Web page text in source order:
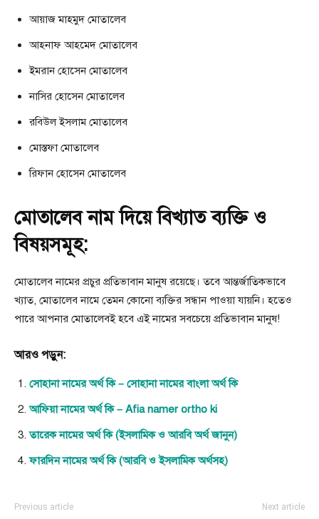
আয়াজ মাহমুদ মোতালেব
আহনাফ আহমেদ মোতালেব
ইমরান হোসেন মোতালেব
নাসির হোসেন মোতালেব
রবিউল ইসলাম মোতালেব
মোস্তফা মোতালেব
রিফান হোসেন মোতালেব
মোতালেব নাম দিয়ে বিখ্যাত ব্যক্তি ও
বিষয়সমূহ:
মোতালেব নামের প্রচুর প্রতিভাবান মানুষ রয়েছে। তবে আন্তর্জাতিকভাবে
খ্যাত, মোতালেব নামে তেমন কোনো ব্যক্তির সন্ধান পাওয়া যায়নি। হতেও
পারে আপনার মোতালেবই হবে এই নামের সবচেয়ে প্রতিভাবান মানুষ!
আরও পড়ুন:
সোহানা নামের অর্থ কি – সোহানা নামের বাংলা অর্থ কি
আফিয়া নামের অর্থ কি – Afia namer ortho ki
তারেক নামের অর্থ কি (ইসলামিক ও আরবি অর্থ জানুন)
ফারদিন নামের অর্থ কি (আরবি ও ইসলামিক অর্থসহ)
Previous article Next article